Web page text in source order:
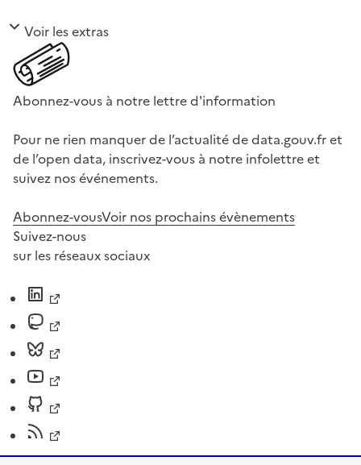
Voir les extras
Abonnez-vous à notre lettre d'information
Pour ne rien manquer de l’actualité de data.gouv.fr et
de l’open data, inscrivez-vous à notre infolettre et
suivez nos événements.
Abonnez-vousVoir nos prochains évènements
Suivez-nous
sur les réseaux sociaux